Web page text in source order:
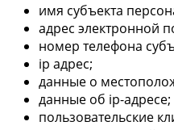
имя субъекта
адрес электронной
номер телефона
ip адрес;
данные о
данные об ip-адресе;
пользовательские